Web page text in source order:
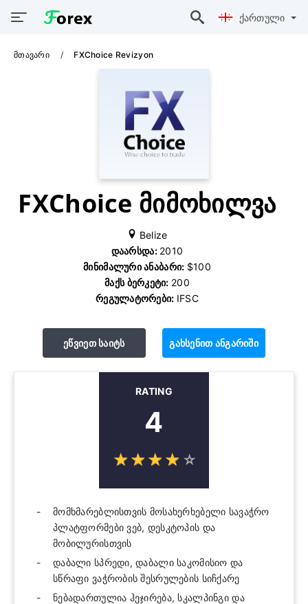
Ქართული
Მთავარი FXChoice Revizyon
FXChoice მიმოხილვა
Belize
Დაარსდა: 2010
Მინიმალური Ანაბარი: $100
Მაქს Ბერკეტი: 200
Რეგულატორები: IFSC
ეწვიეთ საიტს გახსენით ანგარიში
RATING
4
☆☆☆☆ ☆
★★★★ ★
მომხმარებლისთვის მოსახერხებელი სავაჭრო
პლატფორმები ვებ, დესკტოპის და
მობილურისთვის
დაბალი სპრედი, დაბალი საკომისიო და
სწრაფი ვაჭრობის შესრულების სიჩქარე
ნებადართულია ჰეჯირება, სკალპინგი და